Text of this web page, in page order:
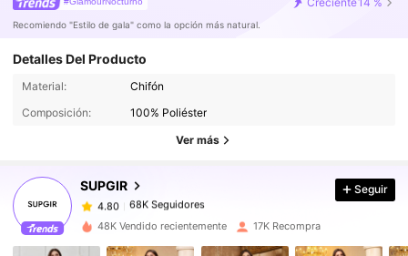
Recomiendo "Estilo de gala" como la opción más natural.
Detalles Del Producto
Material:
Chifón
Composición:
100% Poliéster
Ver más
SUPGIR
68K Seguidores
68K Seguidores
4.80
68K Seguidores
j***0 pagó Hace 1 día
Seguir
48K Vendido recientemente 17K Recompra